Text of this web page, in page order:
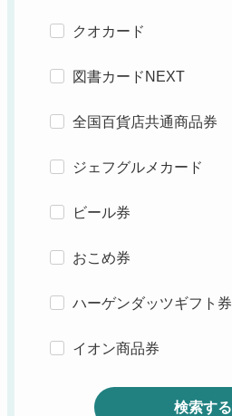
クオカード
図書カードNEXT
全国百貨店共通商品券
ジェフグルメカード
ビール券
おこめ券
ハーゲンダッツギフト券
イオン商品券
検索する